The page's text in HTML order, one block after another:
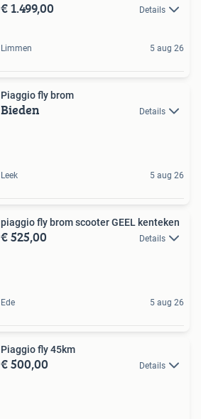
€ 1.499,00 Details
Limmen 5 aug 26
Piaggio fly brom
Bieden Details
Leek 5 aug 26
piaggio fly brom scooter GEEL kenteken
€ 525,00 Details
Ede 5 aug 26
Piaggio fly 45km
€ 500,00 Details